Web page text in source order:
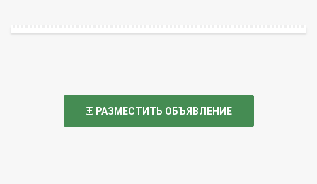
РАЗМЕСТИТЬ ОБЪЯВЛЕНИЕ